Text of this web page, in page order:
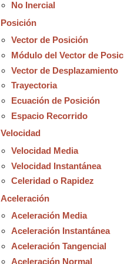
No Inercial
Posición
Vector de Posición
Módulo del Vector de
Vector de Desplazamiento
Trayectoria
Ecuación de Posición
Espacio Recorrido
Velocidad
Velocidad Media
Velocidad Instantánea
Celeridad o Rapidez
Aceleración
Aceleración Media
Aceleración Instantánea
Aceleración Tangencial
Aceleración Normal